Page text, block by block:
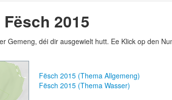
2015
Gemeng, déi dir ausgewielt hutt. Ee Klick op den
Fësch 2015 (Thema Allgemeng)
Fësch 2015 (Thema Wasser)